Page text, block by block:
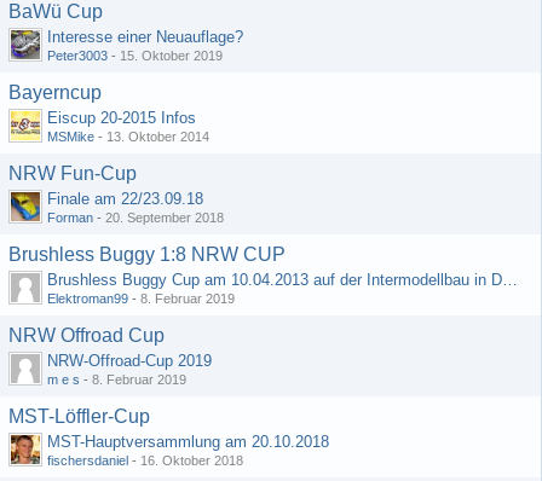
BaWü Cup
Interesse einer Neuauflage?
Peter3003 - 15. Oktober 2019
Bayerncup
Eiscup 20-2015 Infos
MSMike - 13. Oktober 2014
NRW Fun-Cup
Finale am 22/23.09.18
Forman - 20. September 2018
Brushless Buggy 1:8 NRW CUP
Brushless Buggy Cup am 10.04.2013 auf der Intermodellbau in Dortmund
Elektroman99 - 8. Februar 2019
NRW Offroad Cup
NRW-Offroad-Cup 2019
m e s - 8. Februar 2019
MST-Löffler-Cup
MST-Hauptversammlung am 20.10.2018
fischersdaniel - 16. Oktober 2018